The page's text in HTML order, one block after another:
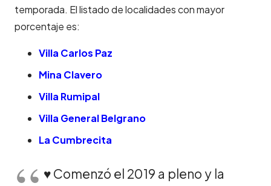
temporada. El listado de localidades con mayor
porcentaje es:
Villa Carlos Paz
Mina Clavero
Villa Rumipal
Villa General Belgrano
La Cumbrecita
♥️Comenzó el 2019 a pleno y la